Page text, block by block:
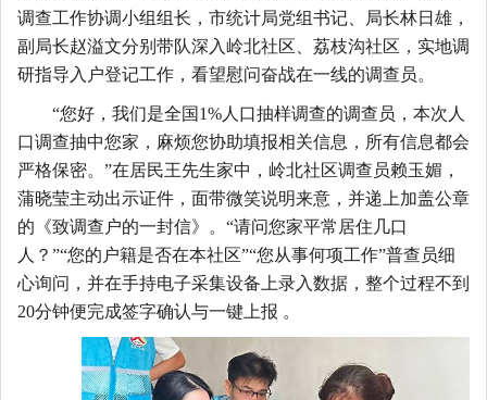
调查工作协调小组组长，市统计局党组书记、局长林日雄，
副局长赵溢文分别带队深入岭北社区、荔枝沟社区，实地调
研指导入户登记工作，看望慰问奋战在一线的调查员。
“您好，我们是全国1%人口抽样调查的调查员，本次人
口调查抽中您家，麻烦您协助填报相关信息，所有信息都会
严格保密。”在居民王先生家中，岭北社区调查员赖玉媚，
蒲晓莹主动出示证件，面带微笑说明来意，并递上加盖公章
的《致调查户的一封信》。“请问您家平常居住几口
人？”“您的户籍是否在本社区”“您从事何项工作”普查员细
心询问，并在手持电子采集设备上录入数据，整个过程不到
20分钟便完成签字确认与一键上报 。